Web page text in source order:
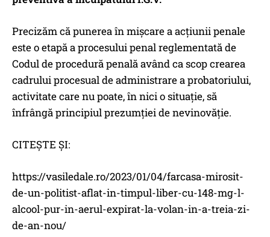
Precizăm că punerea în mişcare a acţiunii penale
este o etapă a procesului penal reglementată de
Codul de procedură penală având ca scop crearea
cadrului procesual de administrare a probatoriului,
activitate care nu poate, în nici o situaţie, să
înfrângă principiul prezumţiei de nevinovăţie.
CITEȘTE ȘI:
https://vasiledale.ro/2023/01/04/farcasa-mirosit-
de-un-politist-aflat-in-timpul-liber-cu-148-mg-l-
alcool-pur-in-aerul-expirat-la-volan-in-a-treia-zi-
de-an-nou/